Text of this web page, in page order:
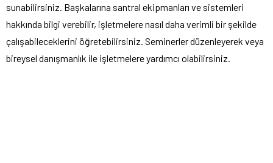
sunabilirsiniz. Başkalarına santral ekipmanları ve sistemleri
hakkında bilgi verebilir, işletmelere nasıl daha verimli bir şekilde
çalışabileceklerini öğretebilirsiniz. Seminerler düzenleyerek veya
bireysel danışmanlık ile işletmelere yardımcı olabilirsiniz.